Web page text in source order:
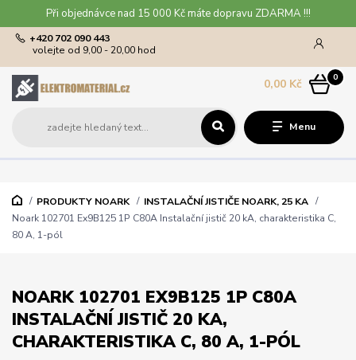
Při objednávce nad 15 000 Kč máte dopravu ZDARMA !!!
Menu
+420 702 090 443
volejte od 9,00 - 20,00 hod
0
0,00 Kč
PRODUKTY NOARK
INSTALAČNÍ JISTIČE NOARK, 25 KA
Noark 102701 Ex9B125 1P C80A Instalační jistič 20 kA, charakteristika C,
80 A, 1-pól
NOARK 102701 EX9B125 1P C80A
INSTALAČNÍ JISTIČ 20 KA,
CHARAKTERISTIKA C, 80 A, 1-PÓL